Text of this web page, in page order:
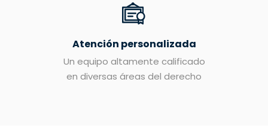
Atención personalizada
Un equipo altamente calificado
en diversas áreas del derecho